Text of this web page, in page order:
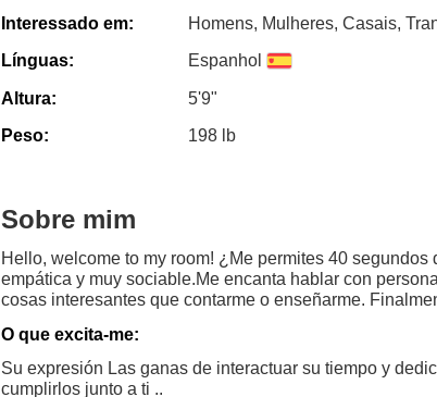
Interessado em:
Homens, Mulheres, Casais,
Línguas:
Espanhol
Altura:
5'9"
Peso:
198 lb
Sobre mim
Hello, welcome to my room! ¿Me permites 40
empática y muy sociable.Me encanta hablar con
cosas interesantes que contarme o enseñarme.
O que excita-me:
Su expresión Las ganas de interactuar su tiempo y
cumplirlos junto a ti ..